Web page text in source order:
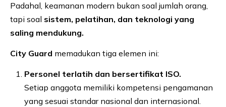
Padahal, keamanan modern bukan soal jumlah orang,
tapi soal sistem, pelatihan, dan teknologi yang
saling mendukung.
City Guard memadukan tiga elemen ini:
Personel terlatih dan bersertifikat ISO.
Setiap anggota memiliki kompetensi pengamanan
yang sesuai standar nasional dan internasional.